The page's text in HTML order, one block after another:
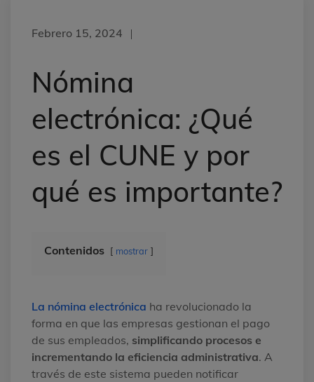
Febrero 15, 2024
Nómina
electrónica: ¿Qué
es el CUNE y por
qué es importante?
Contenidos mostrar
La nómina electrónica ha revolucionado la
forma en que las empresas gestionan el pago
de sus empleados, simplificando procesos e
incrementando la eficiencia administrativa. A
través de este sistema pueden notificar